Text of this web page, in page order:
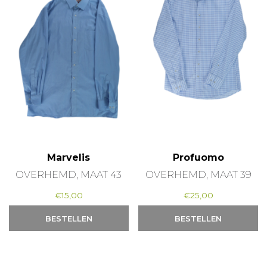
Marvelis
OVERHEMD, MAAT 43
€15,00
BESTELLEN
Profuomo
OVERHEMD, MAAT 39
€25,00
BESTELLEN